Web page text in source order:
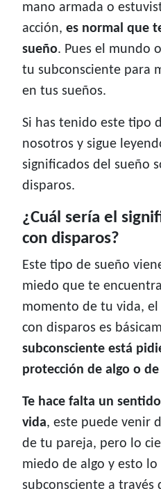
mano armada o
acción, es normal que
sueño. Pues el mundo
tu subconsciente para
en tus sueños.
Si has tenido este tipo
nosotros y sigue
significados del sueño
disparos.
¿Cuál sería el
con disparos?
Este tipo de sueño
miedo que te
momento de tu vida,
con disparos es
subconsciente está
protección de algo o
Te hace falta un
vida, este puede venir
de tu pareja, pero lo
miedo de algo y esto
subconsciente a través